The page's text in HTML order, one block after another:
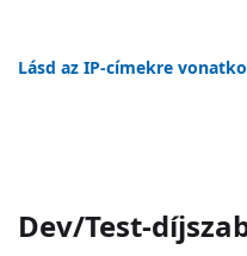
Lásd az IP-címekre
Dev/Test-